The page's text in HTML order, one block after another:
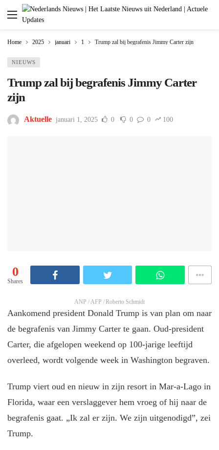
Home 2025 januari 1 Trump zal bij begrafenis Jimmy Carter zijn
NIEUWS
Trump zal bij begrafenis Jimmy Carter
zijn
Aktuelle januari 1, 2025 0 0 0 100
0
Shares
ANP / AFP / Roberto Schmidt
Aankomend president Donald Trump is van plan om naar
de begrafenis van Jimmy Carter te gaan. Oud-president
Carter, die afgelopen weekend op 100-jarige leeftijd
overleed, wordt volgende week in Washington begraven.
Trump viert oud en nieuw in zijn resort in Mar-a-Lago in
Florida, waar een verslaggever hem vroeg of hij naar de
begrafenis gaat. „Ik zal er zijn. We zijn uitgenodigd”, zei
Trump.